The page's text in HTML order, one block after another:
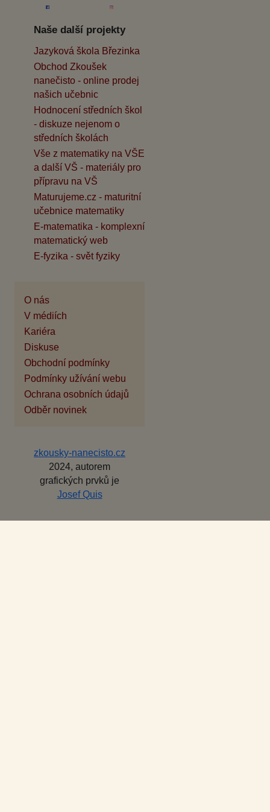
Naše další projekty
Jazyková škola Březinka
Obchod Zkoušek
nanečisto - online prodej
našich učebnic
Hodnocení středních škol
- diskuze nejenom o
středních školách
Vše z matematiky na VŠE
a další VŠ - materiály pro
přípravu na VŠ
Maturujeme.cz - maturitní
učebnice matematiky
E-matematika - komplexní
matematický web
E-fyzika - svět fyziky
O nás
V médiích
Kariéra
Diskuse
Obchodní podmínky
Podmínky užívání webu
Ochrana osobních údajů
Odběr novinek
zkousky-nanecisto.cz
2024, autorem
grafických prvků je
Josef Quis